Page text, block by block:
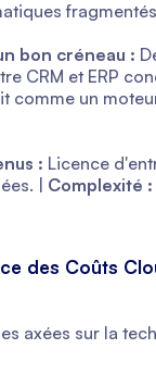
bon créneau :
CRM et ERP
comme un
: Licence
| Complexité :
des Coûts
axées sur la